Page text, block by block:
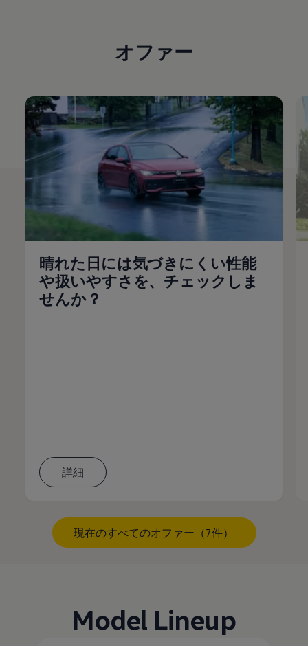
オファー
晴れた日には気づきにくい性能
や扱いやすさを、チェックしま
せんか？
詳細
現在のすべてのオファー（7件）
Model Lineup